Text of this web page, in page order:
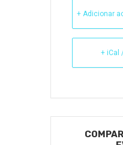
+ Adicionar
+ iCal